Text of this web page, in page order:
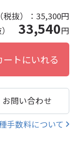
税抜）：35,300円
）33,540円
お問い合わせ
手数料について